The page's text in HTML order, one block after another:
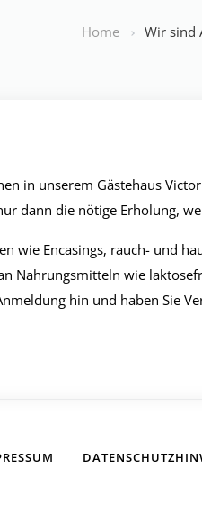
Home Wir sind
in unserem Gästehaus
dann die nötige Erholung,
wie Encasings, rauch- und
Nahrungsmitteln wie
hin und haben Sie